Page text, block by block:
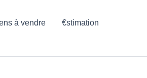
à vendre
€stimation